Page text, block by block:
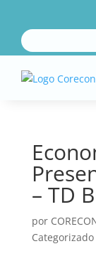
– TD
por
Categorizado